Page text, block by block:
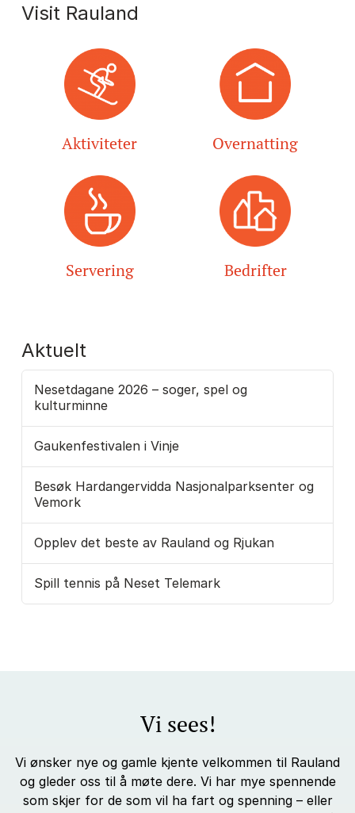
Visit Rauland
Aktiviteter Overnatting
Servering Bedrifter
Aktuelt
Nesetdagane 2026 – soger, spel og
kulturminne
Gaukenfestivalen i Vinje
Besøk Hardangervidda Nasjonalparksenter og
Vemork
Opplev det beste av Rauland og Rjukan
Spill tennis på Neset Telemark
Vi sees!
Vi ønsker nye og gamle kjente velkommen til Rauland
og gleder oss til å møte dere. Vi har mye spennende
som skjer for de som vil ha fart og spenning – eller